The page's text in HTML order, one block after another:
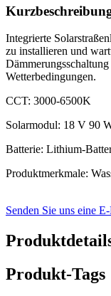
Integrierte
zu installieren und
Wetterbedingungen.
CCT: 3000-6500K
Solarmodul: 18 V 90
Batterie: Lithium-
Produktmerkmale:
Senden Sie uns eine
Produkt-Tags